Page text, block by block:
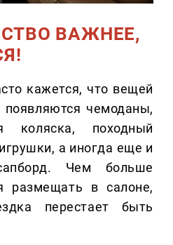
ВАЖНЕЕ,
кажется, что вещей
чемоданы,
коляска, походный
а иногда еще и
Чем больше
размещать в салоне,
перестает быть